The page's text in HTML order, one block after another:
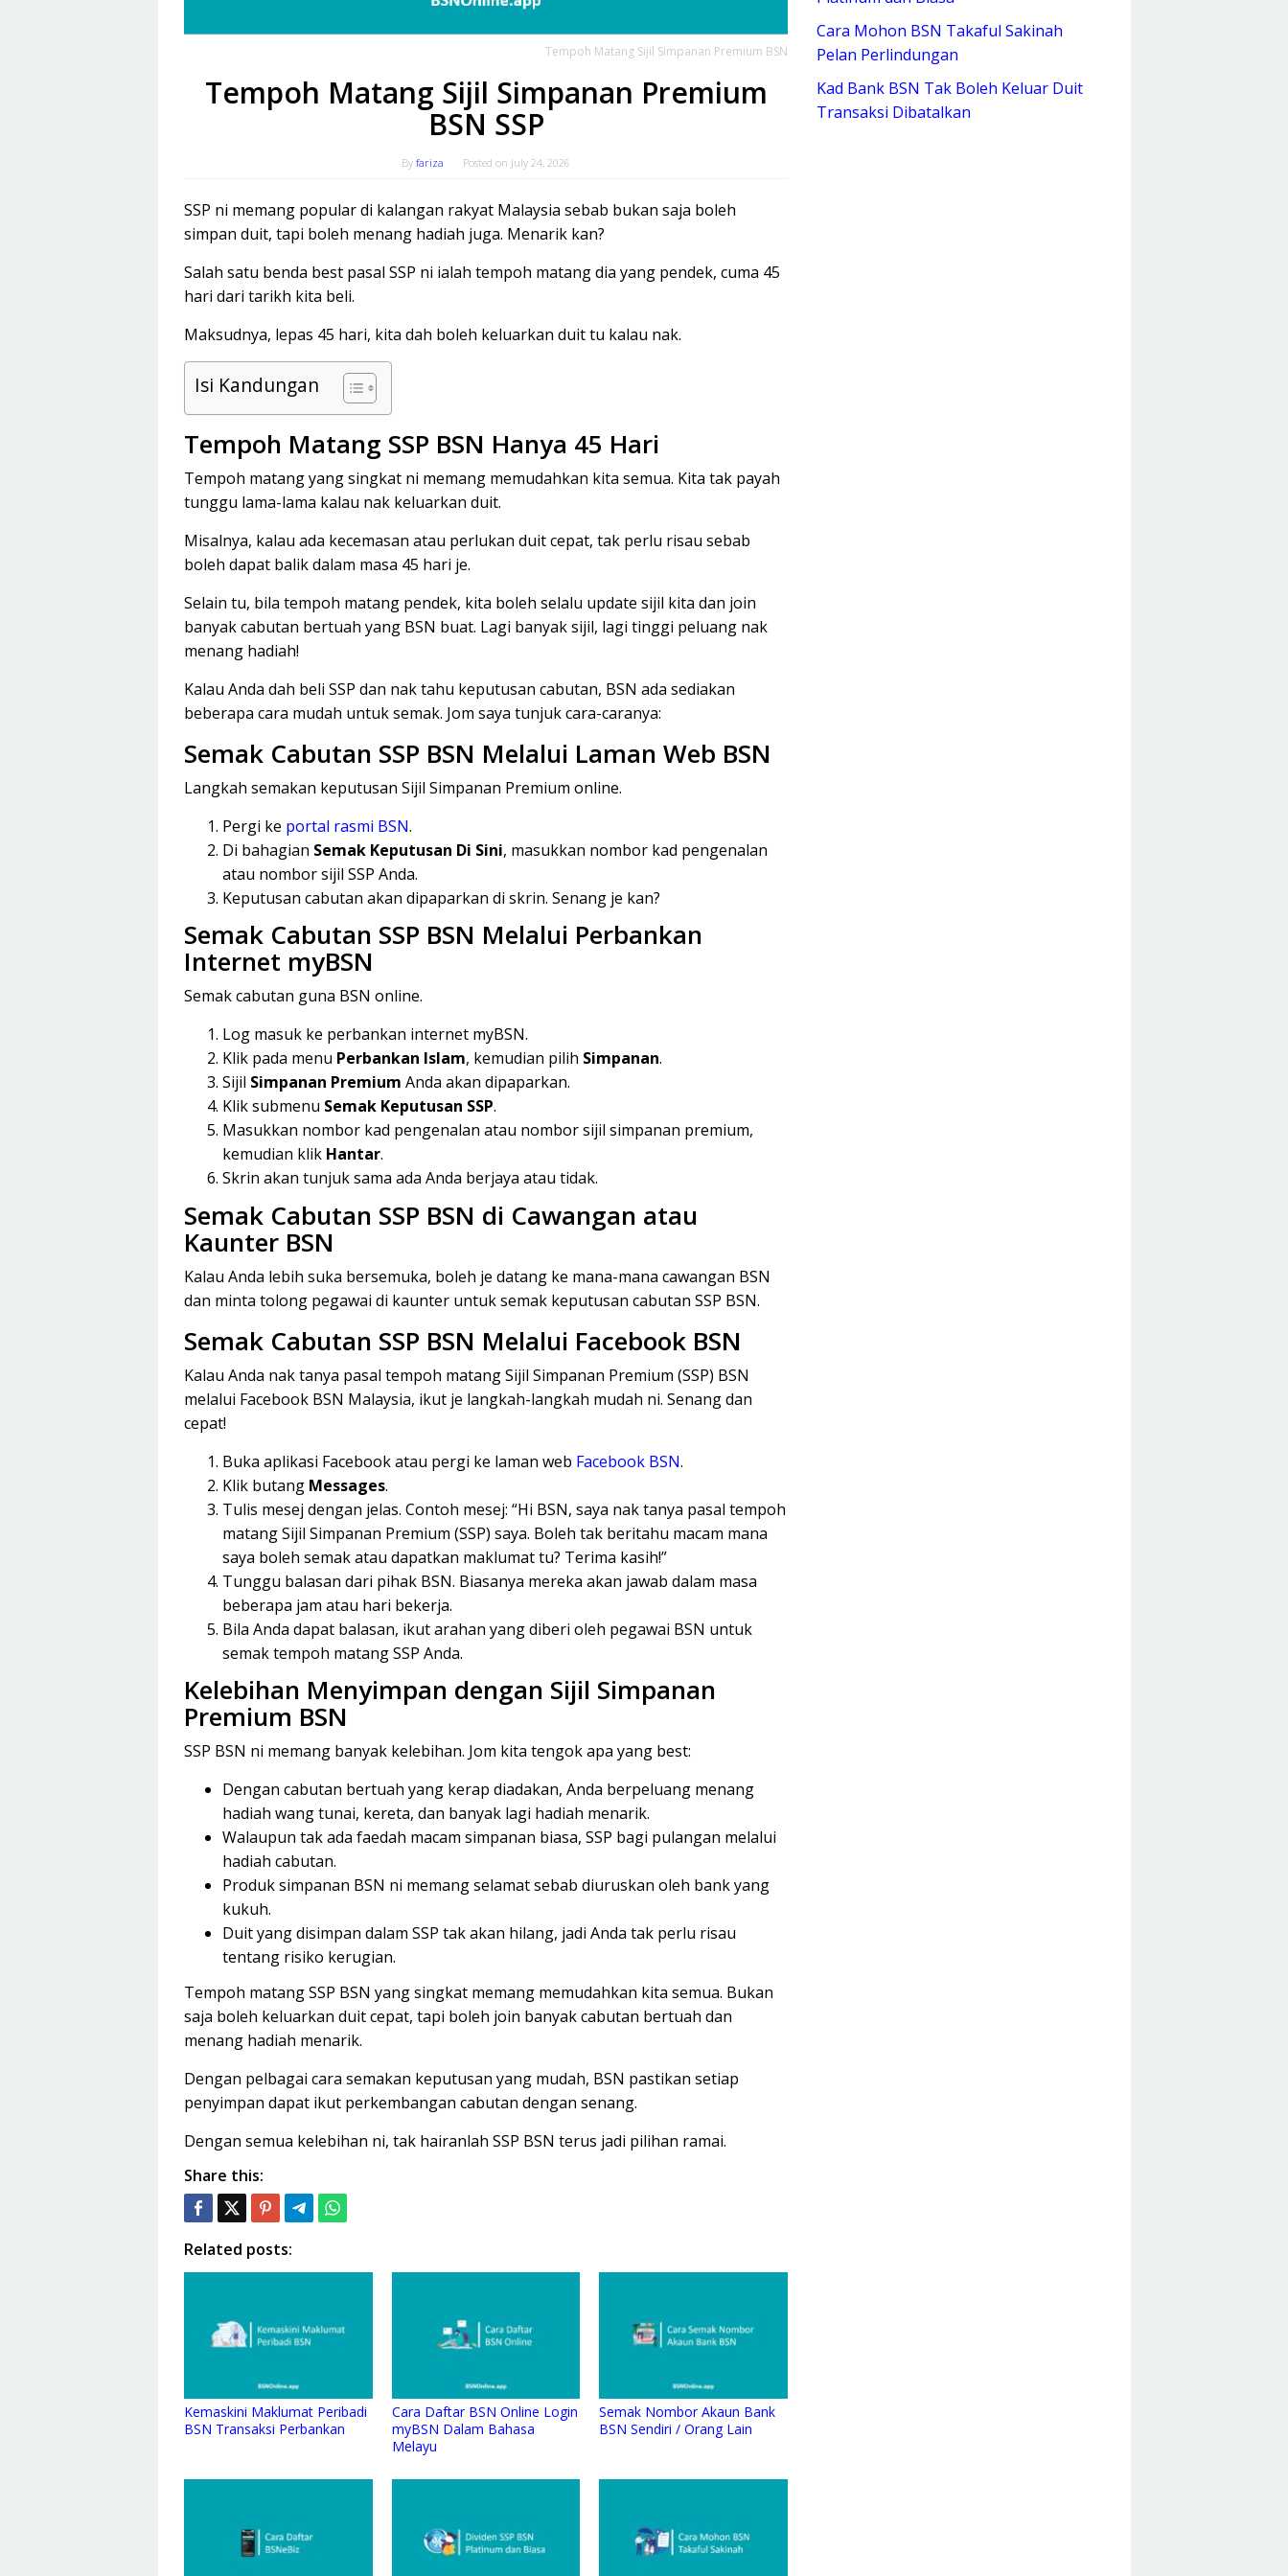
Tempoh Matang Sijil Simpanan Premium BSN
Tempoh Matang Sijil Simpanan Premium
BSN SSP
By fariza Posted on July 24, 2026
SSP ni memang popular di kalangan rakyat Malaysia sebab bukan saja boleh
simpan duit, tapi boleh menang hadiah juga. Menarik kan?
Salah satu benda best pasal SSP ni ialah tempoh matang dia yang pendek, cuma 45
hari dari tarikh kita beli.
Maksudnya, lepas 45 hari, kita dah boleh keluarkan duit tu kalau nak.
Isi Kandungan
Tempoh Matang SSP BSN Hanya 45 Hari
Tempoh matang yang singkat ni memang memudahkan kita semua. Kita tak payah
tunggu lama-lama kalau nak keluarkan duit.
Misalnya, kalau ada kecemasan atau perlukan duit cepat, tak perlu risau sebab
boleh dapat balik dalam masa 45 hari je.
Selain tu, bila tempoh matang pendek, kita boleh selalu update sijil kita dan join
banyak cabutan bertuah yang BSN buat. Lagi banyak sijil, lagi tinggi peluang nak
menang hadiah!
Kalau Anda dah beli SSP dan nak tahu keputusan cabutan, BSN ada sediakan
beberapa cara mudah untuk semak. Jom saya tunjuk cara-caranya:
Semak Cabutan SSP BSN Melalui Laman Web BSN
Langkah semakan keputusan Sijil Simpanan Premium online.
Pergi ke portal rasmi BSN.
Di bahagian Semak Keputusan Di Sini, masukkan nombor kad pengenalan
atau nombor sijil SSP Anda.
Keputusan cabutan akan dipaparkan di skrin. Senang je kan?
Semak Cabutan SSP BSN Melalui Perbankan
Internet myBSN
Semak cabutan guna BSN online.
Log masuk ke perbankan internet myBSN.
Klik pada menu Perbankan Islam, kemudian pilih Simpanan.
Sijil Simpanan Premium Anda akan dipaparkan.
Klik submenu Semak Keputusan SSP.
Masukkan nombor kad pengenalan atau nombor sijil simpanan premium,
kemudian klik Hantar.
Skrin akan tunjuk sama ada Anda berjaya atau tidak.
Semak Cabutan SSP BSN di Cawangan atau
Kaunter BSN
Kalau Anda lebih suka bersemuka, boleh je datang ke mana-mana cawangan BSN
dan minta tolong pegawai di kaunter untuk semak keputusan cabutan SSP BSN.
Semak Cabutan SSP BSN Melalui Facebook BSN
Kalau Anda nak tanya pasal tempoh matang Sijil Simpanan Premium (SSP) BSN
melalui Facebook BSN Malaysia, ikut je langkah-langkah mudah ni. Senang dan
cepat!
Buka aplikasi Facebook atau pergi ke laman web Facebook BSN.
Klik butang Messages.
Tulis mesej dengan jelas. Contoh mesej: “Hi BSN, saya nak tanya pasal tempoh
matang Sijil Simpanan Premium (SSP) saya. Boleh tak beritahu macam mana
saya boleh semak atau dapatkan maklumat tu? Terima kasih!”
Tunggu balasan dari pihak BSN. Biasanya mereka akan jawab dalam masa
beberapa jam atau hari bekerja.
Bila Anda dapat balasan, ikut arahan yang diberi oleh pegawai BSN untuk
semak tempoh matang SSP Anda.
Kelebihan Menyimpan dengan Sijil Simpanan
Premium BSN
SSP BSN ni memang banyak kelebihan. Jom kita tengok apa yang best:
Dengan cabutan bertuah yang kerap diadakan, Anda berpeluang menang
hadiah wang tunai, kereta, dan banyak lagi hadiah menarik.
Walaupun tak ada faedah macam simpanan biasa, SSP bagi pulangan melalui
hadiah cabutan.
Produk simpanan BSN ni memang selamat sebab diuruskan oleh bank yang
kukuh.
Duit yang disimpan dalam SSP tak akan hilang, jadi Anda tak perlu risau
tentang risiko kerugian.
Tempoh matang SSP BSN yang singkat memang memudahkan kita semua. Bukan
saja boleh keluarkan duit cepat, tapi boleh join banyak cabutan bertuah dan
menang hadiah menarik.
Dengan pelbagai cara semakan keputusan yang mudah, BSN pastikan setiap
penyimpan dapat ikut perkembangan cabutan dengan senang.
Dengan semua kelebihan ni, tak hairanlah SSP BSN terus jadi pilihan ramai.
Share this:
Related posts:
Kemaskini Maklumat Peribadi
BSN Transaksi Perbankan
Cara Daftar BSN Online Login
myBSN Dalam Bahasa
Melayu
Semak Nombor Akaun Bank
BSN Sendiri / Orang Lain
Cara Mohon BSN Takaful Sakinah
Pelan Perlindungan
Kad Bank BSN Tak Boleh Keluar Duit
Transaksi Dibatalkan